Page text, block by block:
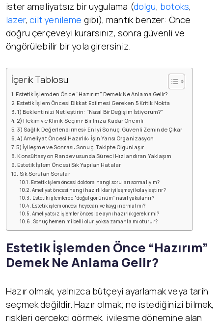
ister ameliyatsız bir uygulama (dolgu, botoks,
lazer,cilt yenileme gibi), mantık benzer: Önce
doğru çerçeveyi kurarsınız, sonra güvenli ve
öngörülebilir bir yola girersiniz.
İçerik Tablosu
Estetik İşlemden Önce “Hazırım” Demek Ne Anlama Gelir?
Estetik İşlem Öncesi Dikkat Edilmesi Gereken 5 Kritik Nokta
1) Beklentinizi Netleştirin: “Nasıl Bir Değişim İstiyorum?”
2) Hekim ve Klinik Seçimi: Bir İmza Kadar Önemli
3) Sağlık Değerlendirmesi: En İyi Sonuç, Güvenli Zeminde Çıkar
4) Ameliyat Öncesi Hazırlık: İşin Yarısı Organizasyon
5) İyileşme ve Sonrası: Sonuç, Takipte Olgunlaşır
Konsültasyon Randevusunda Süreci Hızlandıran Yaklaşım
Estetik İşlem Öncesi Sık Yapılan Hatalar
Sık Sorulan Sorular
Estetik işlem öncesi doktora hangi soruları sormalıyım?
Ameliyat öncesi hangi hazırlıklar iyileşmeyi kolaylaştırır?
Estetik işlemlerde “doğal görünüm” nasıl yakalanır?
Estetik işlem öncesi heyecan ve kaygı normal mi?
Ameliyatsız işlemler öncesi de aynı hazırlık gerekir mi?
Sonuç hemen mi belli olur, yoksa zamanla mı oturur?
Estetik İşlemden Önce “Hazırım”
Demek Ne Anlama Gelir?
Hazır olmak, yalnızca bütçeyi ayarlamak veya tarih
seçmek değildir. Hazır olmak; ne istediğinizi bilmek,
riskleri gerçekçi görmek, iyileşme dönemine alan